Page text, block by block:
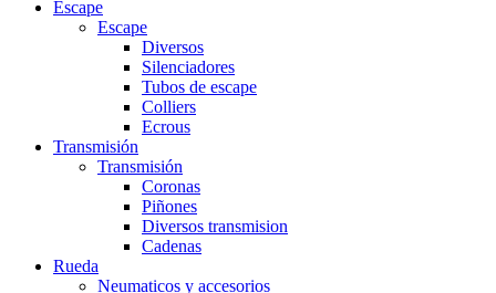
Escape
Escape
Diversos
Silenciadores
Tubos de escape
Colliers
Ecrous
Transmisión
Transmisión
Coronas
Piñones
Diversos transmision
Cadenas
Rueda
Neumaticos y accesorios